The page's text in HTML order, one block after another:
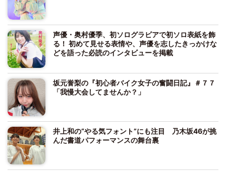
声優・奥村優季、初ソログラビアで初ソロ表紙を飾
る！ 初めて見せる表情や、声優を志したきっかけな
どを語った必読のインタビューを掲載
坂元誉梨の『初心者バイク女子の奮闘日記』＃７７
「我慢大会してませんか？」
井上和の“やる気フォント”にも注目 乃木坂46が挑
んだ書道パフォーマンスの舞台裏